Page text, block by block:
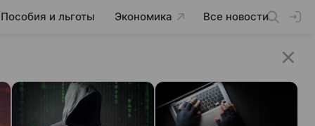
Пособия и льготы Экономика Все новости